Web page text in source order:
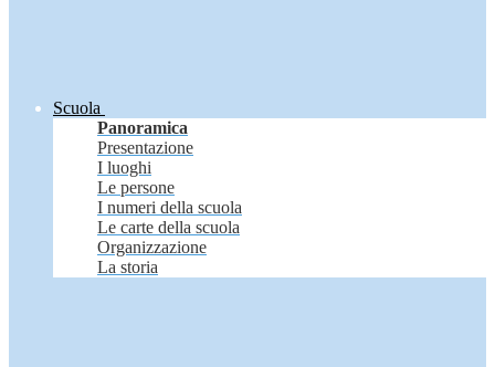
Scuola
Panoramica
Presentazione
I luoghi
Le persone
I numeri della scuola
Le carte della scuola
Organizzazione
La storia